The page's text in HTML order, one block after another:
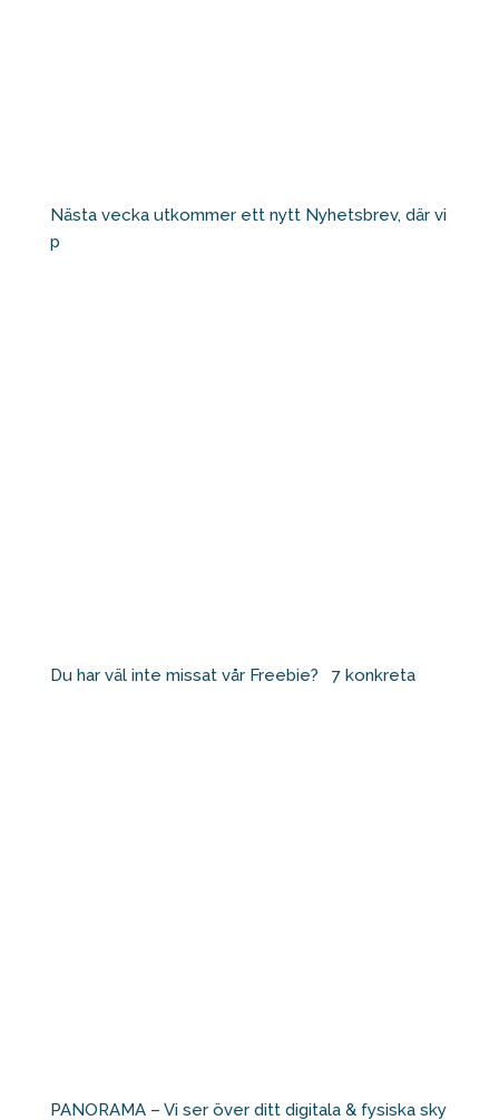
Nästa vecka utkommer ett nytt Nyhetsbrev, där vi
p
Du har väl inte missat vår Freebie? ⁠ ⁠ 7 konkreta
PANORAMA – Vi ser över ditt digitala & fysiska sky